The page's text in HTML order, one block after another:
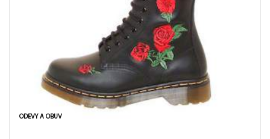
ODEVY A OBUV